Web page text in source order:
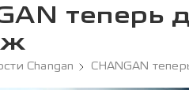
теперь
Changan CHANGAN